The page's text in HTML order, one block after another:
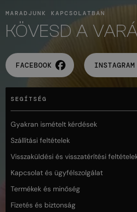
MARADJUNK KAPCSOLATBAN
KÖVESD A
FACEBOOK INSTAGRAM
SEGÍTSÉG
Gyakran ismételt kérdések
Szállítási feltételek
Visszaküldési és visszatérítési
Kapcsolat és ügyfélszolgálat
Termékek és minőség
Fizetés és biztonság